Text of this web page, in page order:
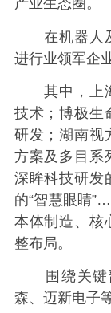
产业生态圈。
在机器人及
进行业领军企
其中，上海
技术；博极生
研发；湖南视
方案及多目系
深眸科技研发
的“智慧眼睛
本体制造、核
整布局。
围绕关键
森、迈新电子